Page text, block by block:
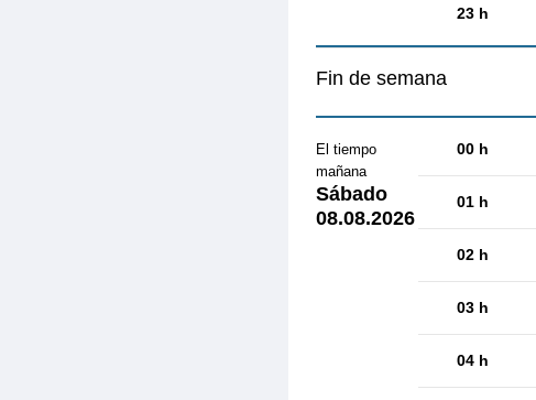
23 h
Fin de semana
El tiempo
mañana
Sábado
08.08.2026
00 h
01 h
02 h
03 h
04 h